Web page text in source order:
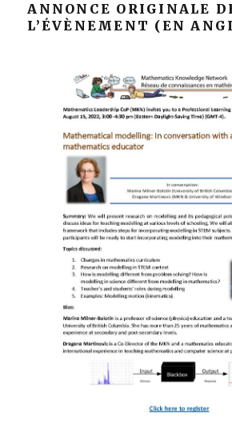
ANNONCE ORIGINALE
L’ÉVÈNEMENT (EN